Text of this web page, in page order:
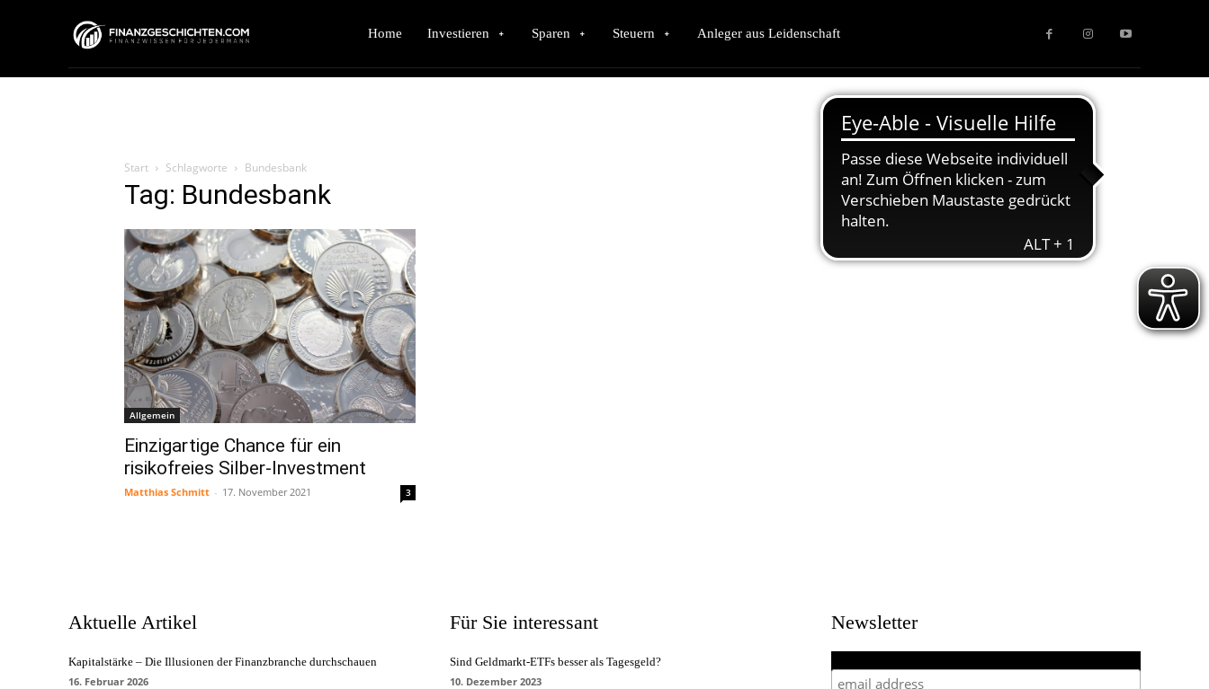
Home Investieren Sparen Steuern Anleger aus Leidenschaft
Start Schlagworte Bundesbank
Tag: Bundesbank
Allgemein
Einzigartige Chance für ein
risikofreies Silber-Investment
Matthias Schmitt - 17. November 2021 3
Aktuelle Artikel
Kapitalstärke – Die Illusionen der Finanzbranche durchschauen
16. Februar 2026
Für Sie interessant
Sind Geldmarkt-ETFs besser als Tagesgeld?
10. Dezember 2023
Newsletter